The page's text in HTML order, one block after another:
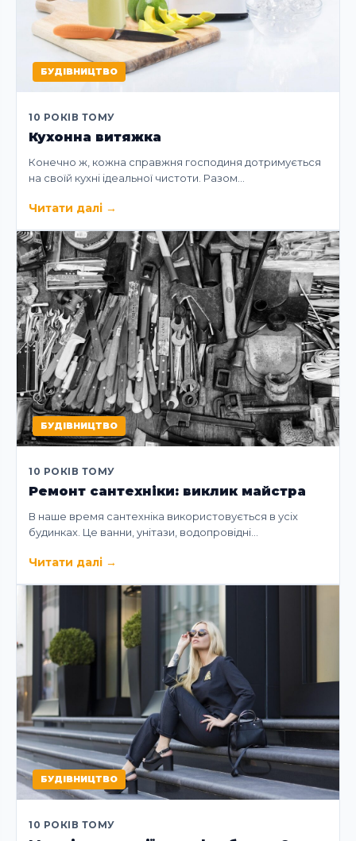
БУДІВНИЦТВО
10 РОКІВ ТОМУ
Кухонна витяжка
Конечно ж, кожна справжня господиня дотримується
на своїй кухні ідеальної чистоти. Разом…
Читати далі →
БУДІВНИЦТВО
10 РОКІВ ТОМУ
Ремонт сантехніки: виклик майстра
В наше время сантехніка використовується в усіх
будинках. Це ванни, унітази, водопровідні…
Читати далі →
БУДІВНИЦТВО
10 РОКІВ ТОМУ